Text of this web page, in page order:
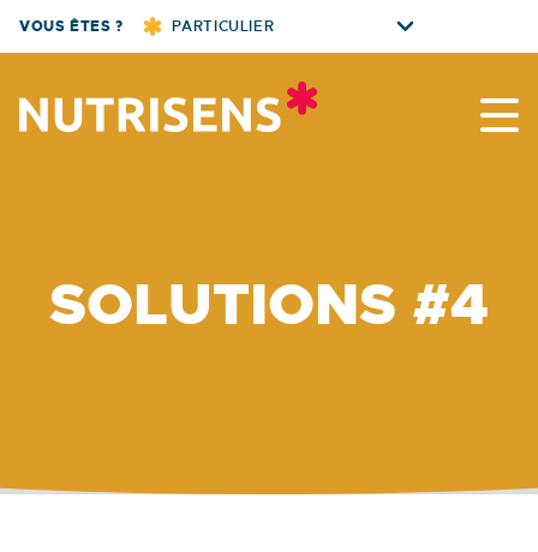
VOUS ÊTES ? PARTICULIER
SOLUTIONS #4